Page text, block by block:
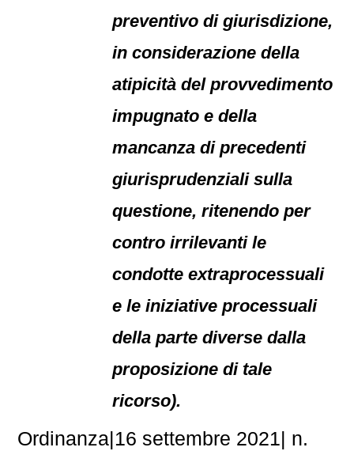
preventivo di giurisdizione,
in considerazione della
atipicità del provvedimento
impugnato e della
mancanza di precedenti
giurisprudenziali sulla
questione, ritenendo per
contro irrilevanti le
condotte extraprocessuali
e le iniziative processuali
della parte diverse dalla
proposizione di tale
ricorso).
Ordinanza|16 settembre 2021| n.